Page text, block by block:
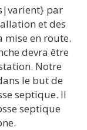
par
et des
mise en route.
devra être
Notre
le but de
septique. Il
septique